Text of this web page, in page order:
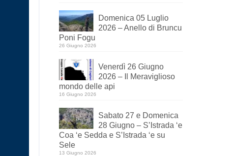
Domenica 05 Luglio
2026 – Anello di Bruncu
Poni Fogu
26 Giugno 2026
Venerdì 26 Giugno
2026 – Il Meraviglioso
mondo delle api
16 Giugno 2026
Sabato 27 e Domenica
28 Giugno – S’Istrada ‘e
Coa ‘e Sedda e S’Istrada ‘e su
Sele
13 Giugno 2026